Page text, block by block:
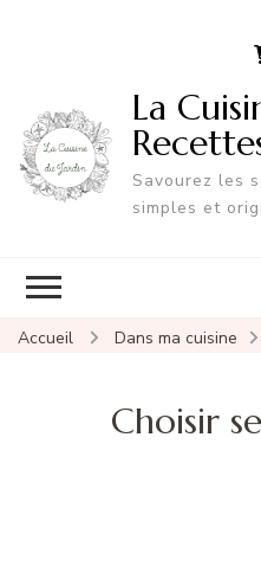
La
Savourez les
simples et
Accueil Dans ma cuisine
Choisir